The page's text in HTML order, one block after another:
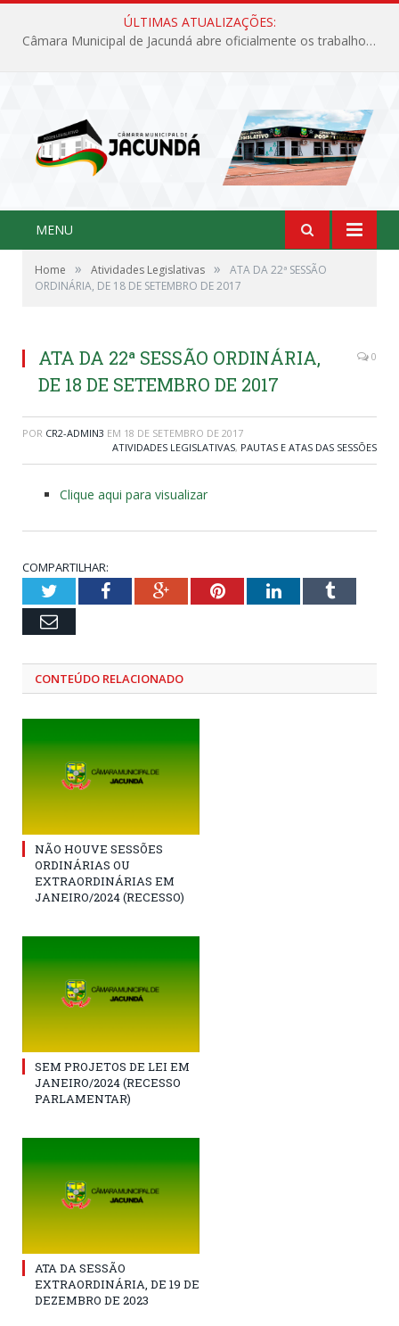
ÚLTIMAS ATUALIZAÇÕES:
Câmara Municipal de Jacundá abre oficialmente os trabalhos legislativos de 2026
MENU
Home » Atividades Legislativas »
ATA DA 22ª SESSÃO
ORDINÁRIA, DE 18 DE SETEMBRO DE 2017
ATA DA 22ª SESSÃO ORDINÁRIA,
DE 18 DE SETEMBRO DE 2017
0
POR CR2-ADMIN3 EM 18 DE SETEMBRO DE 2017
ATIVIDADES LEGISLATIVAS, PAUTAS E ATAS DAS SESSÕES
Clique aqui para visualizar
COMPARTILHAR:
TwitterFacebookGoogle+PinterestLinkedInTumblr
Email
CONTEÚDO RELACIONADO
NÃO HOUVE SESSÕES
ORDINÁRIAS OU
EXTRAORDINÁRIAS EM
JANEIRO/2024 (RECESSO)
SEM PROJETOS DE LEI EM
JANEIRO/2024 (RECESSO
PARLAMENTAR)
ATA DA SESSÃO
EXTRAORDINÁRIA, DE 19 DE
DEZEMBRO DE 2023